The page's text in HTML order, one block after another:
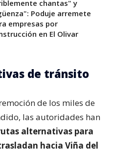
chantas" y
Poduje arremete
empresas por
en El Olivar
de tránsito
de los miles de
las autoridades han
alternativas para
hacia Viña del